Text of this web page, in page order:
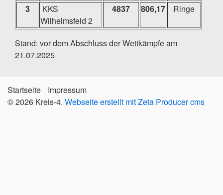
3
KKS
Wilhelmsfeld 2
4837 806,17 Ringe
Stand: vor dem Abschluss der Wettkämpfe am
21.07.2025
Startseite
Impressum
© 2026 Kreis-4. Webseite erstellt mit Zeta Producer cms